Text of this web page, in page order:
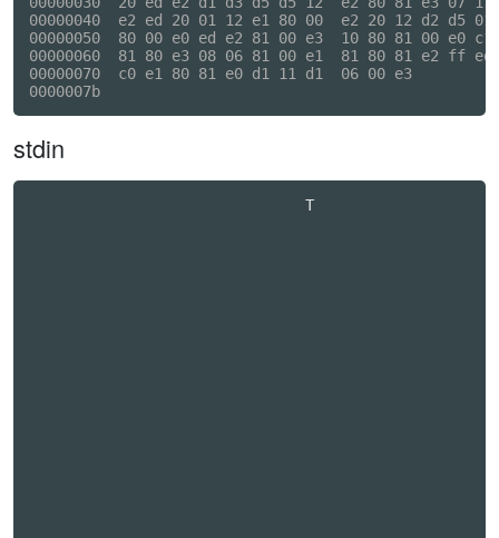
00000040  e2 ed 20 01 12 e1 80 00  e2 20 12 d2
00000050  80 00 e0 ed e2 81 00 e3  10 80 81 00
00000060  81 80 e3 08 06 81 00 e1  81 80 81
00000070  c0 e1 80 81 e0 d1 11 d1  06 00 e3
stdin
                               T